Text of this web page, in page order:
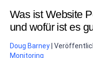
Was ist Website
und wofür ist es
Doug Barney
Monitoring